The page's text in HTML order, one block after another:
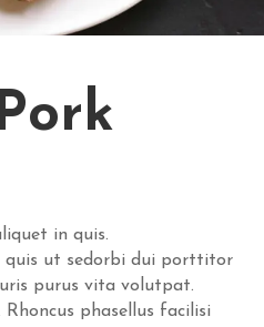
in quis.
quis ut sedorbi dui porttitor
purus vita volutpat.
phasellus facilisi